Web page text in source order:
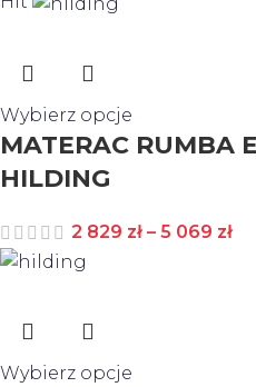
Wybierz opcje
MATERAC RUMBA
HILDING
2 829 zł – 5 069 zł
Wybierz opcje